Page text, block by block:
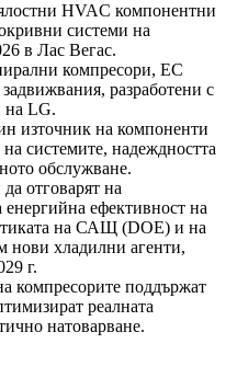
HVAC компонентни
системи на
в Лас Вегас.
компресори, EC
разработени с
на LG.
източник на компоненти
системите, надеждността
обслужване.
отговарят на
енергийна ефективност на
на САЩ (DOE) и на
нови хладилни агенти,
г.
компресорите поддържат
реалната
натоварване.